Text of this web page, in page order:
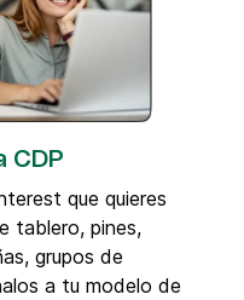
CDP
que quieres
tablero, pines,
grupos de
a tu modelo de